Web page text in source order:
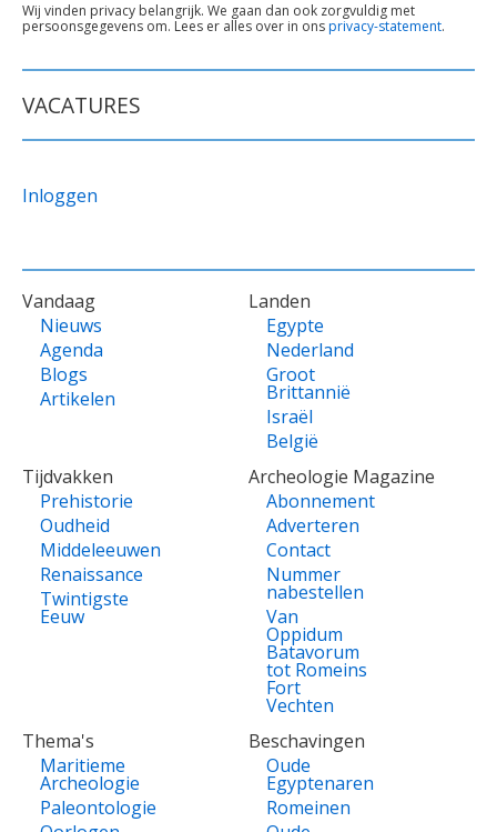
TEKST
ONDER
Wij vinden privacy belangrijk. We gaan dan ook zorgvuldig met
persoonsgegevens om. Lees er alles over in onsprivacy-statement.
VACATURES
Inloggen
VOET
Vandaag
Nieuws
Agenda
Blogs
Artikelen
Landen
Egypte
Nederland
Groot
Brittannië
Israël
België
Tijdvakken
Prehistorie
Oudheid
Middeleeuwen
Renaissance
Twintigste
Eeuw
Archeologie Magazine
Abonnement
Adverteren
Contact
Nummer
nabestellen
Van
Oppidum
Batavorum
tot Romeins
Fort
Vechten
Thema's
Maritieme
Archeologie
Paleontologie
Beschavingen
Oude
Egyptenaren
Romeinen